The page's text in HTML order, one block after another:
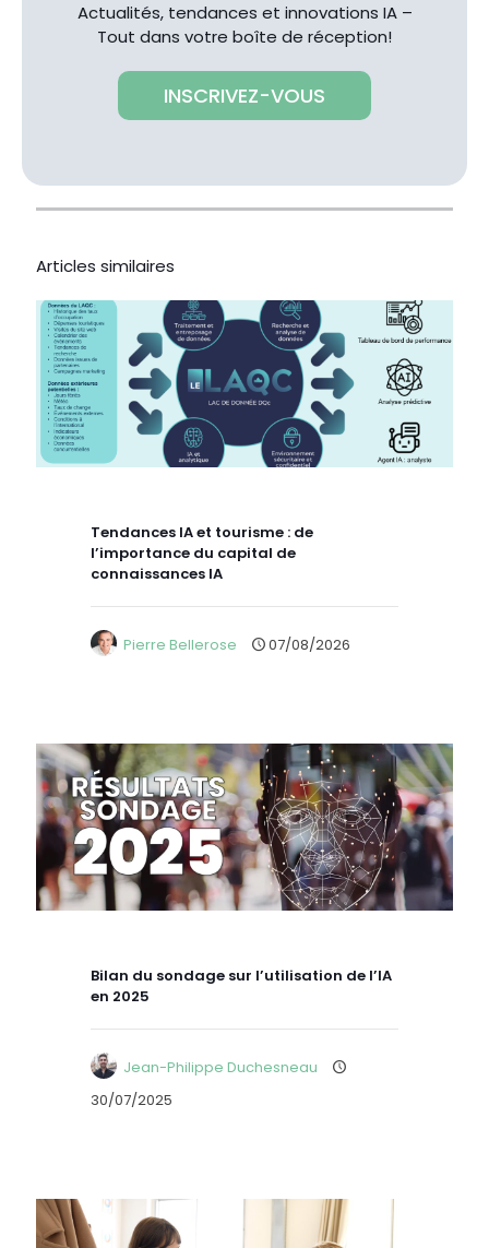
Actualités, tendances et innovations IA –
Tout dans votre boîte de réception!
INSCRIVEZ-VOUS
Articles similaires
Tendances IA et tourisme : de
l’importance du capital de
connaissances IA
Pierre Bellerose 07/08/2026
Bilan du sondage sur l’utilisation de l’IA
en 2025
Jean-Philippe Duchesneau
30/07/2025